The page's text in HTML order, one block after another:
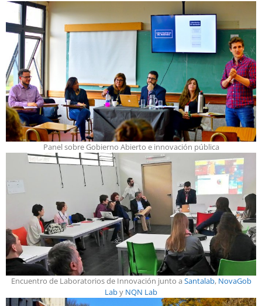
Panel sobre Gobierno Abierto e innovación pública
Encuentro de Laboratorios de Innovación junto a Santalab, NovaGob
Laby NQN Lab